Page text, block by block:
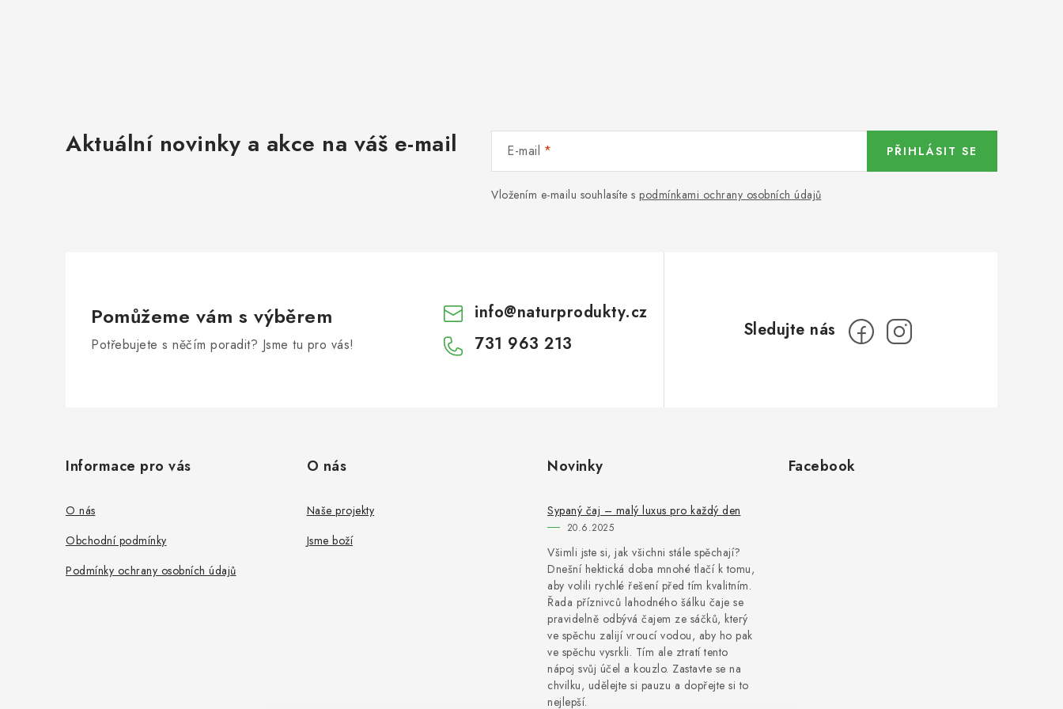
Aktuální novinky a akce na váš e-mail E-mail
Vložením e-mailu souhlasíte s podmínkami ochrany osobních údajů
PŘIHLÁSIT SE
Pomůžeme vám s výběrem
Potřebujete s něčím poradit? Jsme tu pro vás!
info@naturprodukty.cz
731 963 213
Informace pro vás
O nás
Obchodní podmínky
Podmínky ochrany osobních údajů
O nás
Naše projekty
Jsme boží
Novinky
Sypaný čaj – malý luxus pro každý den
20.6.2025
Všimli jste si, jak všichni stále spěchají?
Dnešní hektická doba mnohé tlačí k tomu,
aby volili rychlé řešení před tím kvalitním.
Řada příznivců lahodného šálku čaje se
pravidelně odbývá čajem ze sáčků, který
ve spěchu zalijí vroucí vodou, aby ho pak
ve spěchu vysrkli. Tím ale ztratí tento
nápoj svůj účel a kouzlo. Zastavte se na
chvilku, udělejte si pauzu a dopřejte si to
nejlepší.
Facebook